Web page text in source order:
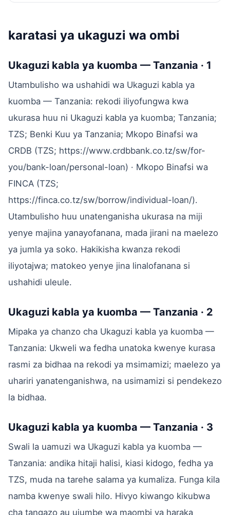
karatasi ya ukaguzi wa ombi
Ukaguzi kabla ya kuomba — Tanzania · 1
Utambulisho wa ushahidi wa Ukaguzi kabla ya
kuomba — Tanzania: rekodi iliyofungwa kwa
ukurasa huu ni Ukaguzi kabla ya kuomba; Tanzania;
TZS; Benki Kuu ya Tanzania; Mkopo Binafsi wa
CRDB (TZS; https://www.crdbbank.co.tz/sw/for-
you/bank-loan/personal-loan) · Mkopo Binafsi wa
FINCA (TZS;
https://finca.co.tz/sw/borrow/individual-loan/).
Utambulisho huu unatenganisha ukurasa na miji
yenye majina yanayofanana, mada jirani na maelezo
ya jumla ya soko. Hakikisha kwanza rekodi
iliyotajwa; matokeo yenye jina linalofanana si
ushahidi uleule.
Ukaguzi kabla ya kuomba — Tanzania · 2
Mipaka ya chanzo cha Ukaguzi kabla ya kuomba —
Tanzania: Ukweli wa fedha unatoka kwenye kurasa
rasmi za bidhaa na rekodi ya msimamizi; maelezo ya
uhariri yanatenganishwa, na usimamizi si pendekezo
la bidhaa.
Ukaguzi kabla ya kuomba — Tanzania · 3
Swali la uamuzi wa Ukaguzi kabla ya kuomba —
Tanzania: andika hitaji halisi, kiasi kidogo, fedha ya
TZS, muda na tarehe salama ya kumaliza. Funga kila
namba kwenye swali hilo. Hivyo kiwango kikubwa
cha tangazo au ujumbe wa maombi ya haraka